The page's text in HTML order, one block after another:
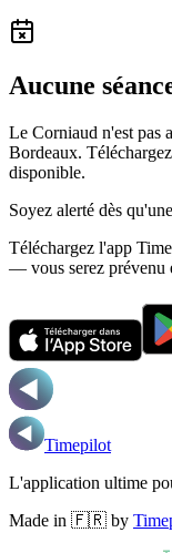
Aucune
Le Corniaud n'est pas
Bordeaux.
disponible.
Soyez alerté dès
Téléchargez l'app
— vous serez prévenu
Timepilot
L'application ultime
Made in 🇫🇷 by